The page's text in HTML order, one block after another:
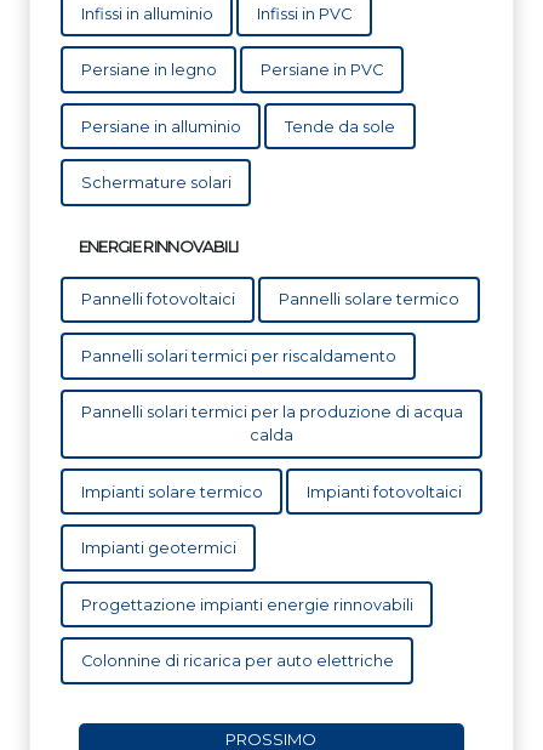
Infissi in alluminio Infissi in PVC
Persiane in legno Persiane in PVC
Persiane in alluminio Tende da sole
Schermature solari
ENERGIE RINNOVABILI
Pannelli fotovoltaici Pannelli solare termico
Pannelli solari termici per riscaldamento
Pannelli solari termici per la produzione di acqua
calda
Impianti solare termico Impianti fotovoltaici
Impianti geotermici
Progettazione impianti energie rinnovabili
Colonnine di ricarica per auto elettriche
PROSSIMO